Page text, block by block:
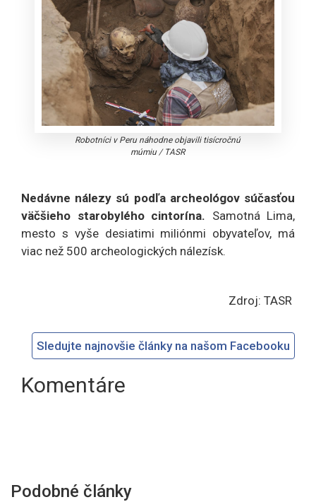
Robotníci v Peru náhodne objavili tisícročnú
múmiu/ TASR
Nedávne nálezy sú podľa archeológov súčasťou
väčšieho starobylého cintorína. Samotná Lima,
mesto s vyše desiatimi miliónmi obyvateľov, má
viac než 500 archeologických nálezísk.
Zdroj: TASR
Sledujte najnovšie články na našom Facebooku
Komentáre
Podobné články